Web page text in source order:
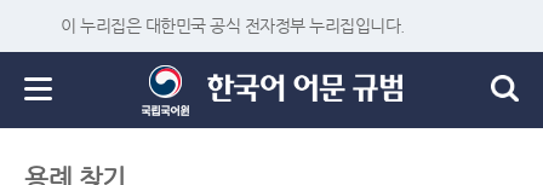
이 누리집은 대한민국 공식 전자정부 누리집입니다.
용례 찾기